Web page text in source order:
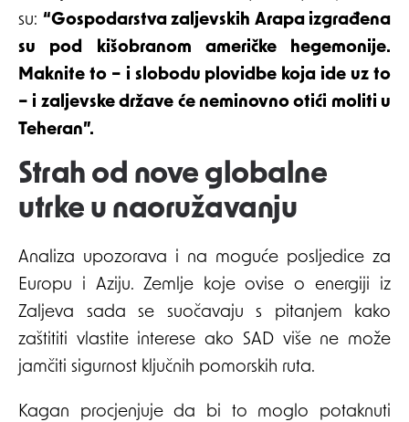
su: “Gospodarstva zaljevskih Arapa izgrađena
su pod kišobranom američke hegemonije.
Maknite to – i slobodu plovidbe koja ide uz to
– i zaljevske države će neminovno otići moliti u
Teheran”.
Strah od nove globalne
utrke u naoružavanju
Analiza upozorava i na moguće posljedice za
Europu i Aziju. Zemlje koje ovise o energiji iz
Zaljeva sada se suočavaju s pitanjem kako
zaštititi vlastite interese ako SAD više ne može
jamčiti sigurnost ključnih pomorskih ruta.
Kagan procjenjuje da bi to moglo potaknuti